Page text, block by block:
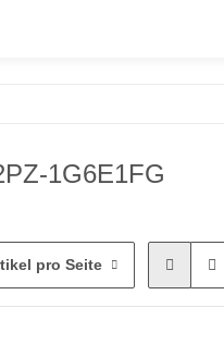
1G6E1FG
pro Seite